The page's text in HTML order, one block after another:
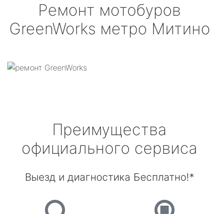
Ремонт мотобуров
GreenWorks метро Митино
Преимущества
официального сервиса
Выезд и диагностика Бесплатно!*